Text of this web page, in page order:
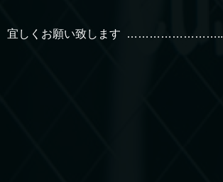
宜しくお願い致します ……………………..